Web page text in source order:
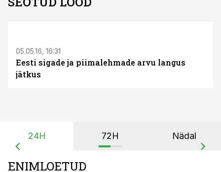
05.05.16, 16:31
Eesti sigade ja piimalehmade arvu langus
jätkus
24H 72H Nädal
ENIMLOETUD